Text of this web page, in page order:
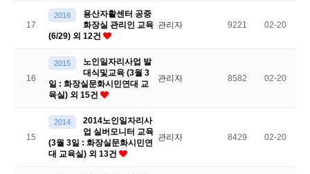
17
2016
용산자활센터 공중
화장실 관리인 교육
(6/29) 외 12건
관리자 9221 02-20
16
2015
노인일자리사업 발
대식및교육 (3월 3
일 : 화장실문화시민연대 교
육실) 외 15건
관리자 8582 02-20
15
2014
2014노인일자리사
업 실버모니터 교육
(3월 3일 : 화장실문화시민연
대 교육실) 외 13건
관리자 8429 02-20